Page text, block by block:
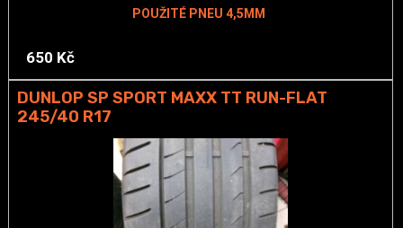
POUŽITÉ PNEU 4,5MM
650 Kč
DUNLOP SP SPORT MAXX TT RUN-FLAT
245/40 R17